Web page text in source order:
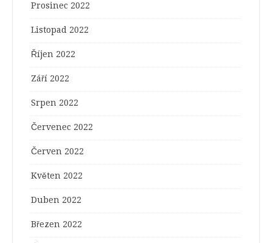
Prosinec 2022
Listopad 2022
Říjen 2022
Září 2022
Srpen 2022
Červenec 2022
Červen 2022
Květen 2022
Duben 2022
Březen 2022